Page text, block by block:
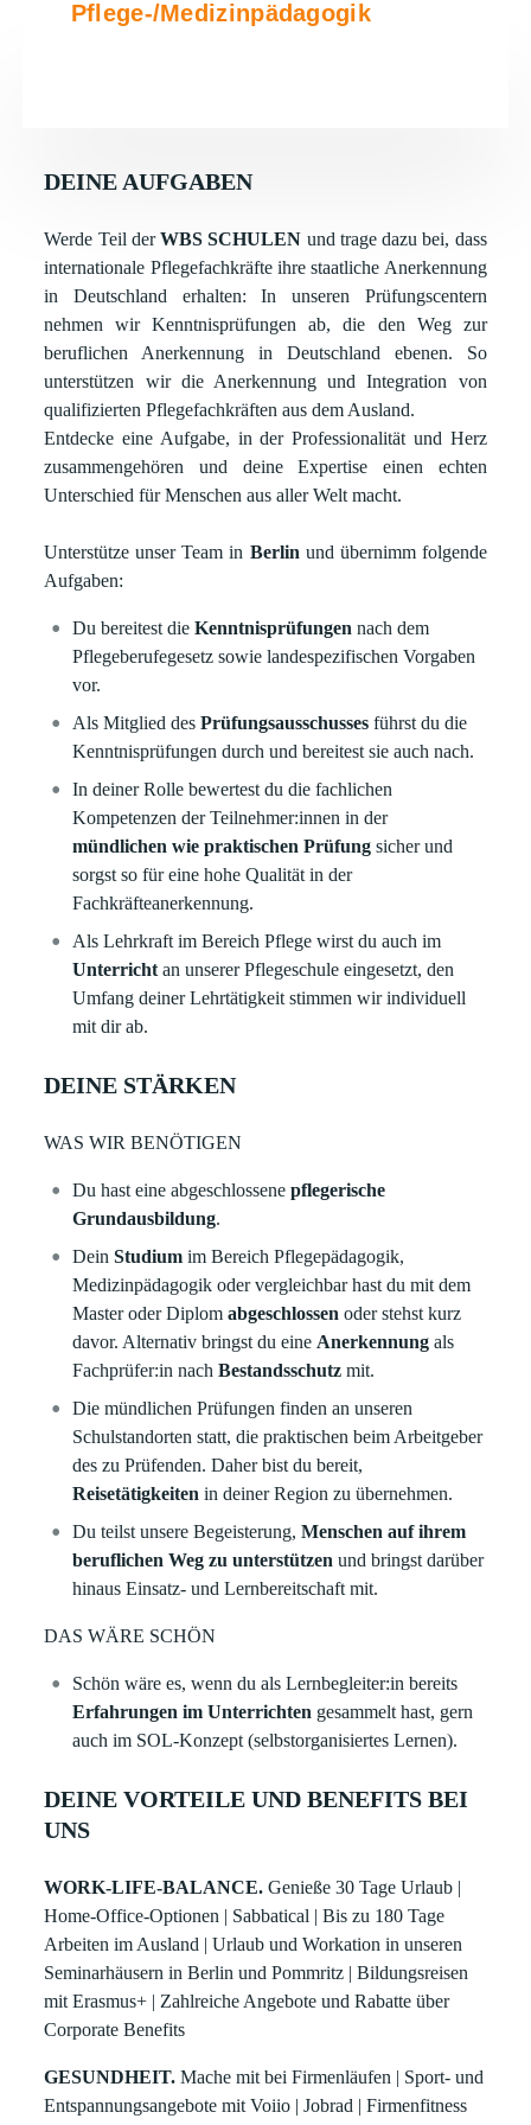
Pflege-/Medizinpädagogik
DEINE AUFGABEN
Werde Teil derWBS SCHULEN und trage dazu bei, dass
internationale Pflegefachkräfte ihre staatliche Anerkennung
in Deutschland erhalten: In unseren Prüfungscentern
nehmen wir Kenntnisprüfungen ab, die den Weg zur
beruflichen Anerkennung in Deutschland ebenen. So
unterstützen wir die Anerkennung und Integration von
qualifizierten Pflegefachkräften aus dem Ausland.
Entdecke eine Aufgabe, in der Professionalität und Herz
zusammengehören und deine Expertise einen echten
Unterschied für Menschen aus aller Welt macht.
Unterstütze unser Team in Berlin und übernimm folgende
Aufgaben:
Du bereitest dieKenntnisprüfungen nach dem
Pflegeberufegesetz sowie landespezifischen Vorgaben
vor.
Als Mitglied desPrüfungsausschusses führst du die
Kenntnisprüfungen durch und bereitest sie auch nach.
In deiner Rolle bewertest du die fachlichen
Kompetenzen der Teilnehmer:innen in der
mündlichen wie praktischen Prüfung sicher und
sorgst so für eine hohe Qualität in der
Fachkräfteanerkennung.
Als Lehrkraft im Bereich Pflege wirst du auch im
Unterricht an unserer Pflegeschule eingesetzt, den
Umfang deiner Lehrtätigkeit stimmen wir individuell
mit dir ab.
DEINE STÄRKEN
WAS WIR BENÖTIGEN
Du hast eine abgeschlossenepflegerische
Grundausbildung.
DeinStudium im Bereich Pflegepädagogik,
Medizinpädagogik oder vergleichbar hast du mit dem
Master oder Diplomabgeschlossenoder stehst kurz
davor. Alternativ bringst du eine Anerkennung als
Fachprüfer:in nachBestandsschutz mit.
Die mündlichen Prüfungen finden an unseren
Schulstandorten statt, die praktischen beim Arbeitgeber
des zu Prüfenden. Daher bist du bereit,
Reisetätigkeiten in deiner Region zu übernehmen.
Du teilst unsere Begeisterung,Menschen auf ihrem
beruflichen Weg zu unterstützen und bringst darüber
hinaus Einsatz- und Lernbereitschaft mit.
DAS WÄRE SCHÖN
Schön wäre es, wenn du als Lernbegleiter:in bereits
Erfahrungen im Unterrichten gesammelt hast, gern
auch im SOL-Konzept (selbstorganisiertes Lernen).
DEINE VORTEILE UND BENEFITS BEI
UNS
WORK-LIFE-BALANCE.Genieße 30 Tage Urlaub |
Home-Office-Optionen | Sabbatical | Bis zu 180 Tage
Arbeiten im Ausland | Urlaub und Workation in unseren
Seminarhäusern in Berlin und Pommritz | Bildungsreisen
mit Erasmus+ | Zahlreiche Angebote und Rabatte über
Corporate Benefits
GESUNDHEIT. Mache mit bei Firmenläufen | Sport- und
Entspannungsangebote mit Voiio | Jobrad | Firmenfitness